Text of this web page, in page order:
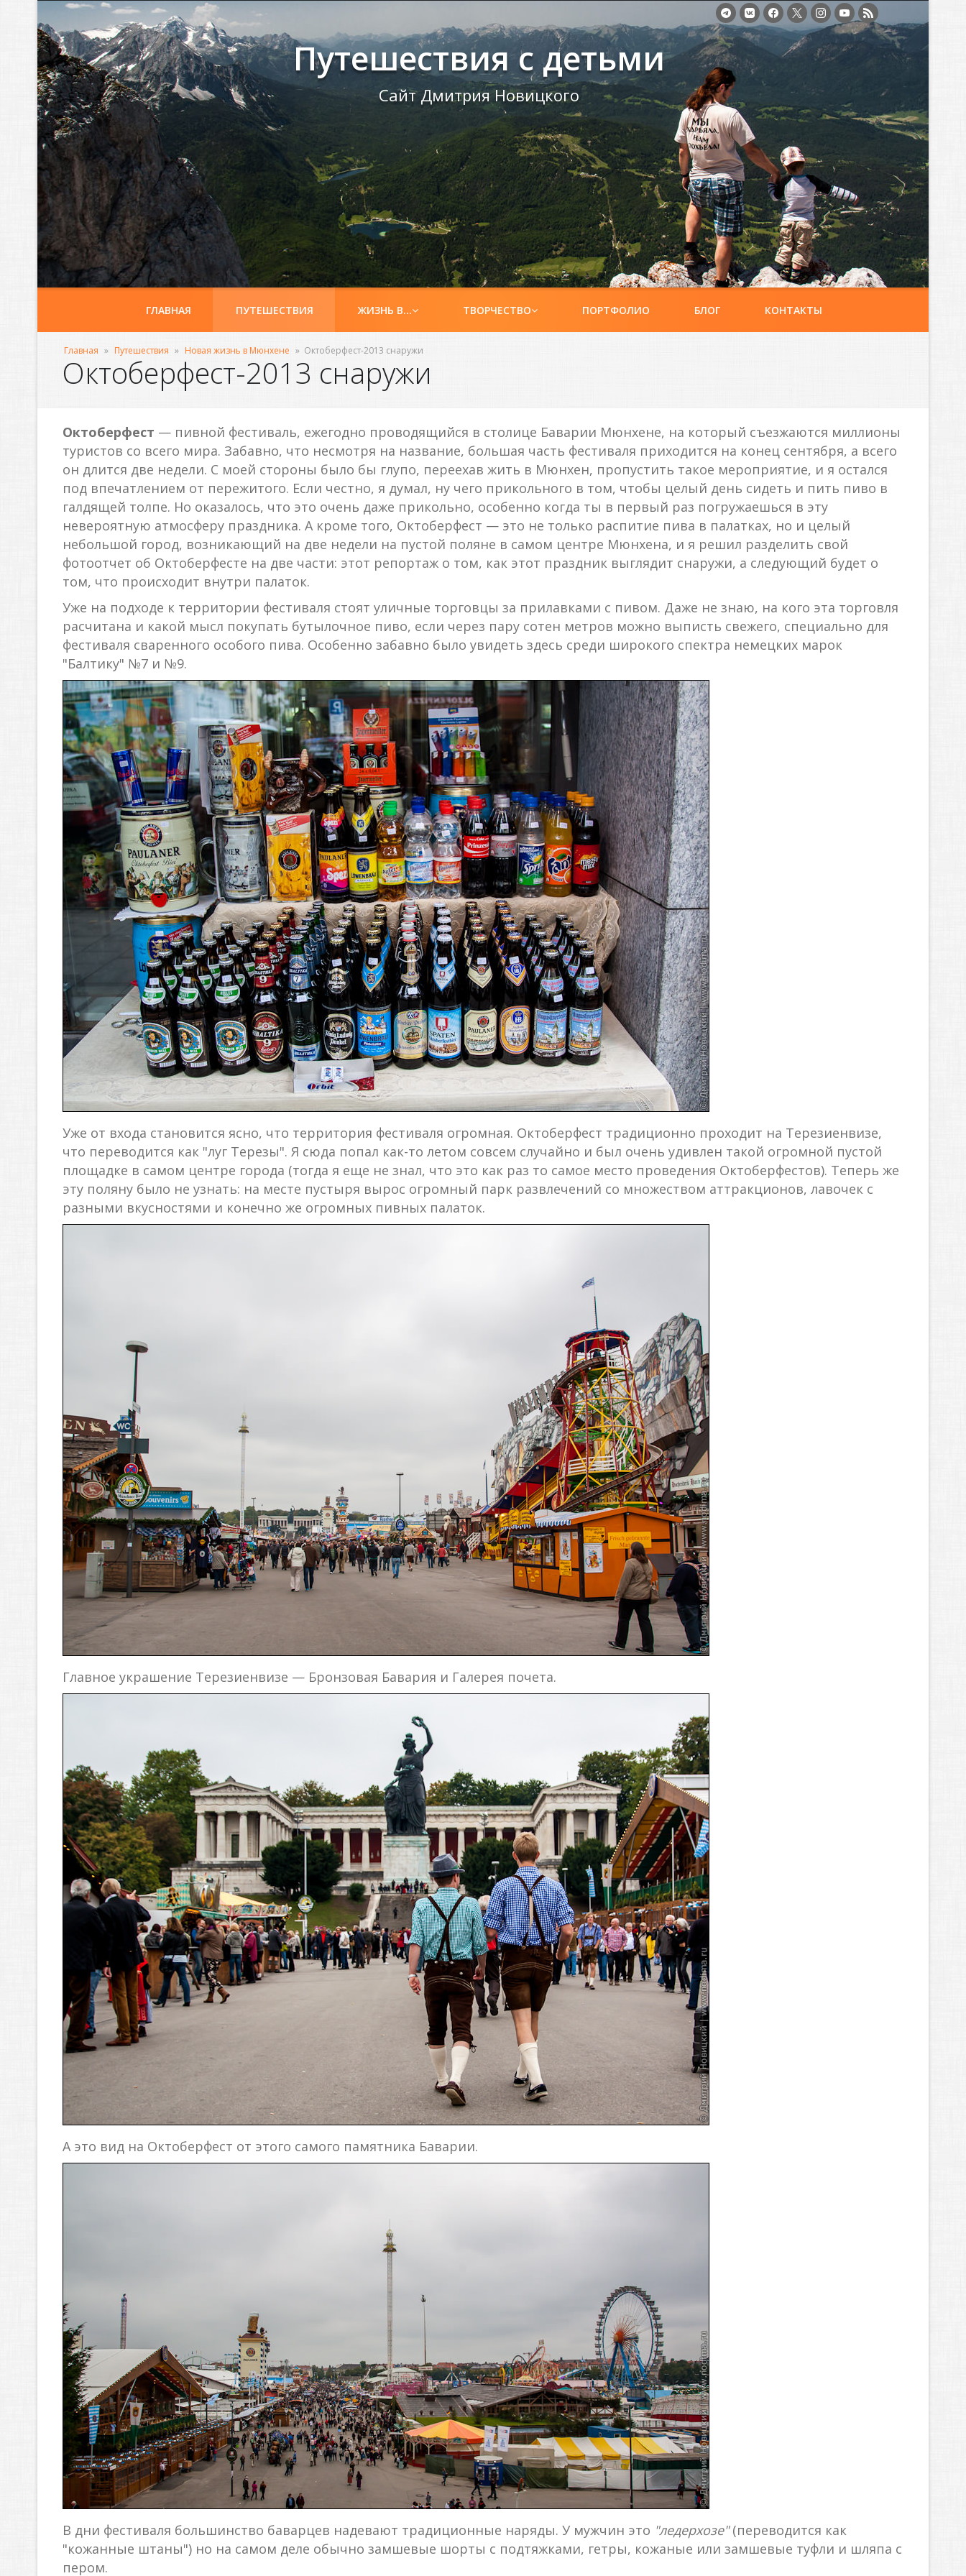
Путешествия с детьми
Сайт Дмитрия Новицкого
ГЛАВНАЯ ПУТЕШЕСТВИЯ ЖИЗНЬ В… ТВОРЧЕСТВО ПОРТФОЛИО БЛОГ КОНТАКТЫ
Главная » Путешествия » Новая жизнь в Мюнхене » Октоберфест-2013 снаружи
Октоберфест-2013 снаружи
Октоберфест — пивной фестиваль, ежегодно проводящийся в столице Баварии Мюнхене, на который съезжаются миллионы
туристов со всего мира. Забавно, что несмотря на название, большая часть фестиваля приходится на конец сентября, а всего
он длится две недели. С моей стороны было бы глупо, переехав жить в Мюнхен, пропустить такое мероприятие, и я остался
под впечатлением от пережитого. Если честно, я думал, ну чего прикольного в том, чтобы целый день сидеть и пить пиво в
галдящей толпе. Но оказалось, что это очень даже прикольно, особенно когда ты в первый раз погружаешься в эту
невероятную атмосферу праздника. А кроме того, Октоберфест — это не только распитие пива в палатках, но и целый
небольшой город, возникающий на две недели на пустой поляне в самом центре Мюнхена, и я решил разделить свой
фотоотчет об Октоберфесте на две части: этот репортаж о том, как этот праздник выглядит снаружи, а следующий будет о
том, что происходит внутри палаток.
Уже на подходе к территории фестиваля стоят уличные торговцы за прилавками с пивом. Даже не знаю, на кого эта торговля
расчитана и какой мысл покупать бутылочное пиво, если через пару сотен метров можно выписть свежего, специально для
фестиваля сваренного особого пива. Особенно забавно было увидеть здесь среди широкого спектра немецких марок
"Балтику" №7 и №9.
Уже от входа становится ясно, что территория фестиваля огромная. Октоберфест традиционно проходит на Терезиенвизе,
что переводится как "луг Терезы". Я сюда попал как-то летом совсем случайно и был очень удивлен такой огромной пустой
площадке в самом центре города (тогда я еще не знал, что это как раз то самое место проведения Октоберфестов). Теперь же
эту поляну было не узнать: на месте пустыря вырос огромный парк развлечений со множеством аттракционов, лавочек с
разными вкусностями и конечно же огромных пивных палаток.
Главное украшение Терезиенвизе — Бронзовая Бавария и Галерея почета.
А это вид на Октоберфест от этого самого памятника Баварии.
В дни фестиваля большинство баварцев надевают традиционные наряды. У мужчин это "ледерхозе"(переводится как
"кожанные штаны") но на самом деле обычно замшевые шорты с подтяжками, гетры, кожаные или замшевые туфли и шляпа с
пером.